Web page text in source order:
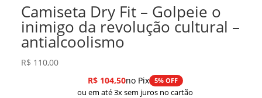
Camiseta Dry Fit – Golpeie o
inimigo da revolução cultural –
antialcoolismo
R$ 110,00
R$104,50no Pix 5% OFF
ou em até 3x sem juros no cartão